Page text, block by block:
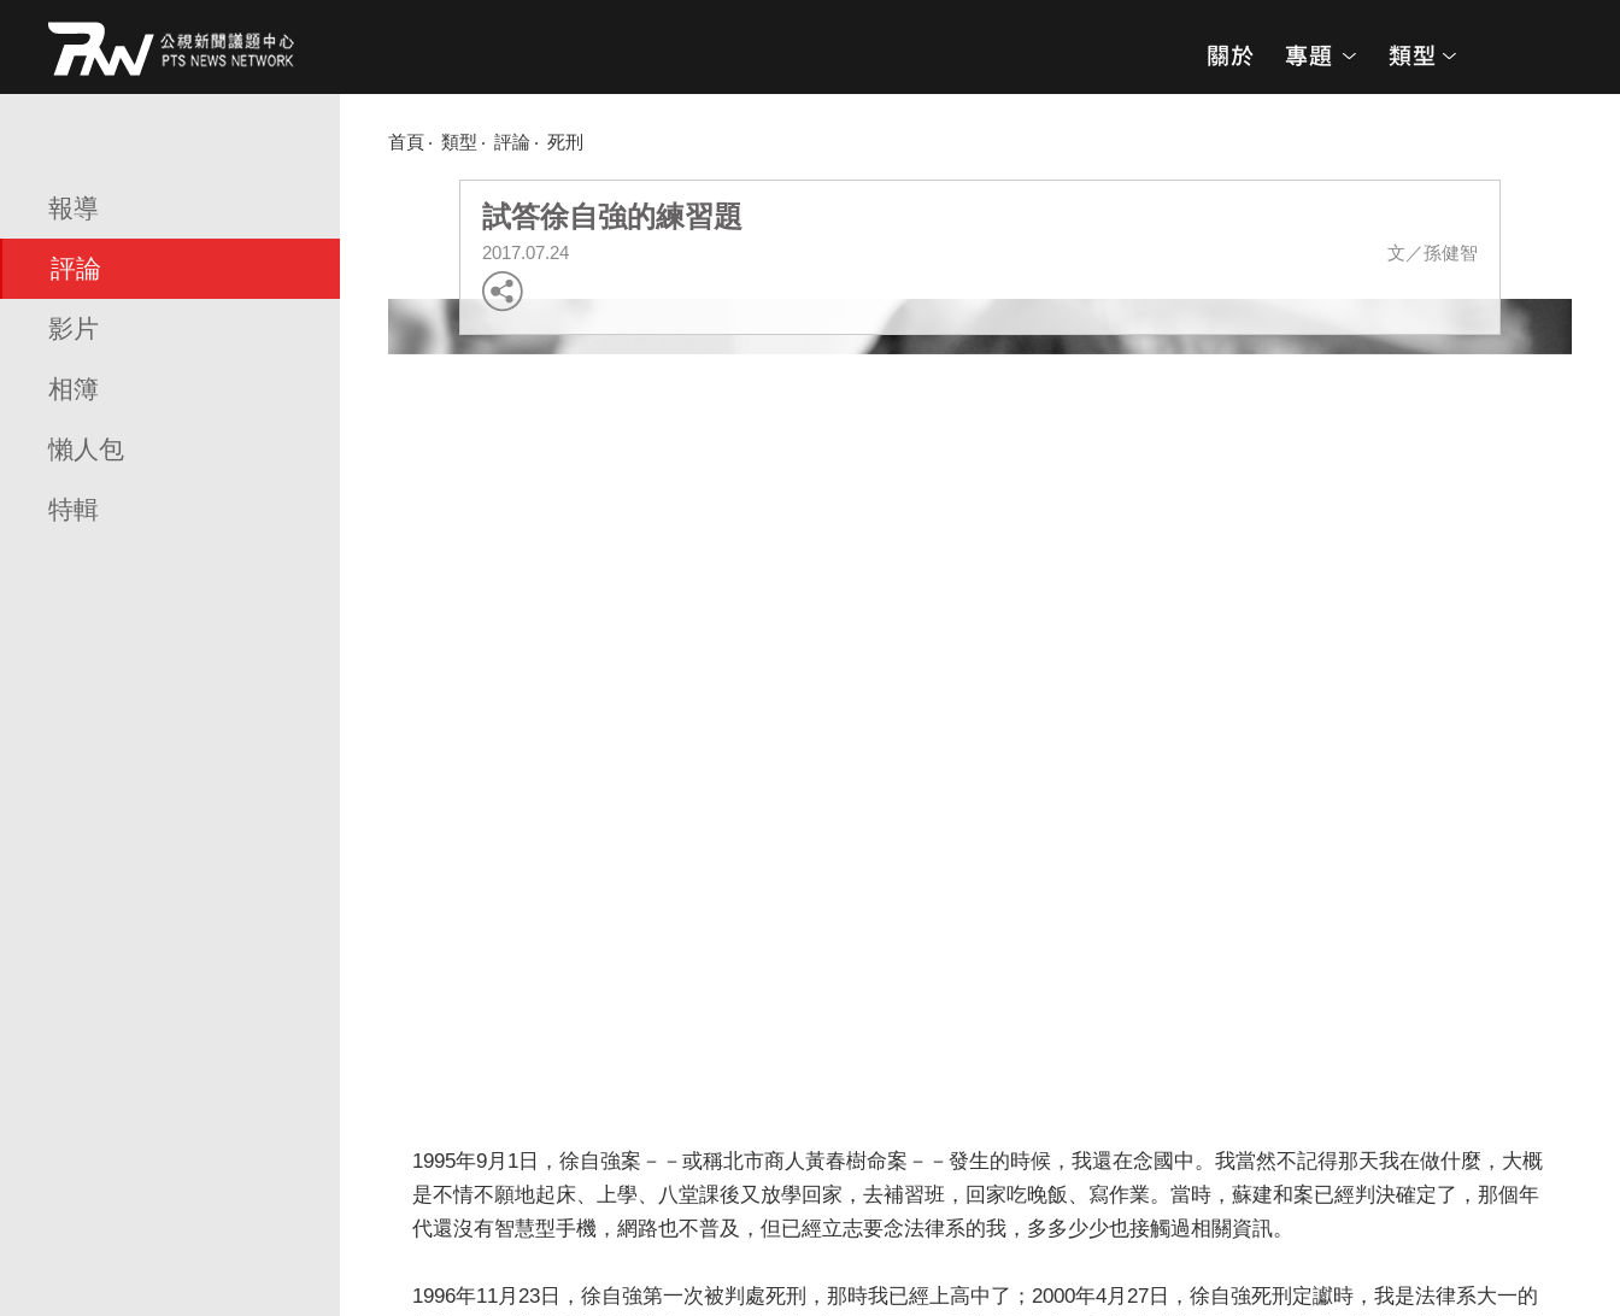
報導
評論
影片
相簿
懶人包
特輯
首頁 類型 評論 死刑
試答徐自強的練習題
2017.07.24 文／孫健智
1995年9月1日，徐自強案－－或稱北市商人黃春樹命案－－發生的時候，我還在念國中。我當然不記得那天我在做什麼，大概
是不情不願地起床、上學、八堂課後又放學回家，去補習班，回家吃晚飯、寫作業。當時，蘇建和案已經判決確定了，那個年
代還沒有智慧型手機，網路也不普及，但已經立志要念法律系的我，多多少少也接觸過相關資訊。
1996年11月23日，徐自強第一次被判處死刑，那時我已經上高中了；2000年4月27日，徐自強死刑定讞時，我是法律系大一的